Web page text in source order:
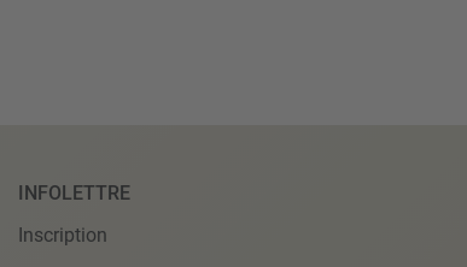
INFOLETTRE
Inscription